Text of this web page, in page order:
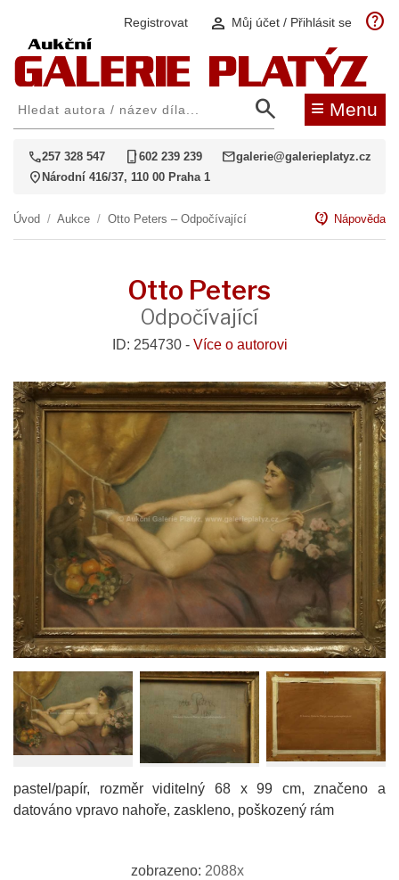
Registrovat person Můj účet / Přihlásit se help
search ≡ Menu
call257 328 547 phone_iphone602 239 239 mailgalerie@galerieplatyz.cz
location_on Národní 416/37, 110 00 Praha 1
Úvod / Aukce / Otto Peters – Odpočívající contact_support Nápověda
Otto Peters
Odpočívající
ID: 254730 - Více o autorovi
pastel/papír, rozměr viditelný 68 x 99 cm, značeno a
datováno vpravo nahoře, zaskleno, poškozený rám
zobrazeno: 2088x